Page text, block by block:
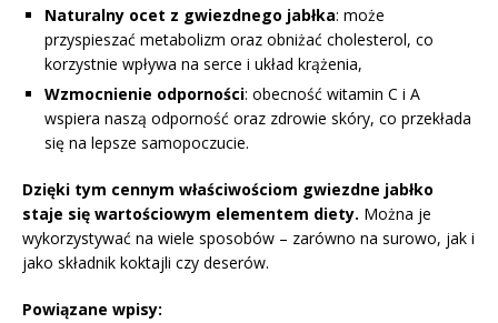
Naturalny ocet z gwiezdnego jabłka: może
przyspieszać metabolizm oraz obniżać cholesterol, co
korzystnie wpływa na serce i układ krążenia,
Wzmocnienie odporności: obecność witamin C i A
wspiera naszą odporność oraz zdrowie skóry, co przekłada
się na lepsze samopoczucie.
Dzięki tym cennym właściwościom gwiezdne jabłko
staje się wartościowym elementem diety. Można je
wykorzystywać na wiele sposobów – zarówno na surowo, jak i
jako składnik koktajli czy deserów.
Powiązane wpisy: